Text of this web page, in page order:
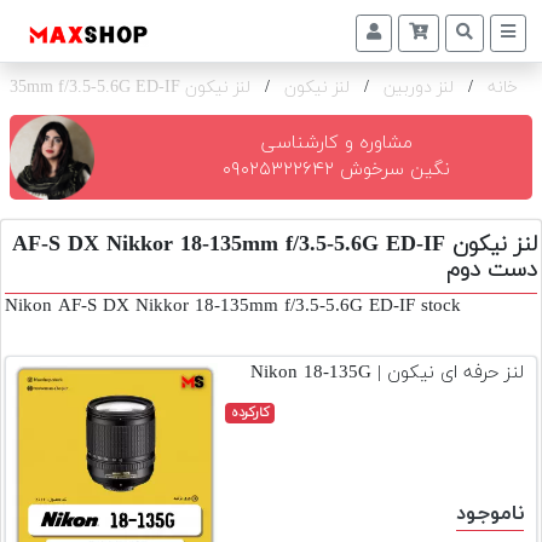
دوربین
و
تجهیزات
و
اکسسوری
بازار
دوربین
و
خانه / لنز دوربین / لنز نیکون / لنز نیکون AF-S DX Nikkor 18-135mm f/3.5-5.6G ED-IF
مشاوره و کارشناسی
نگین سرخوش ۰۹۰۲۵۳۲۲۶۴۲
لنز نیکون AF-S DX Nikkor 18-135mm f/3.5-5.6G ED-IF
دست دوم
Nikon AF-S DX Nikkor 18-135mm f/3.5-5.6G ED-IF stock
لنز حرفه ای نیکون | Nikon 18-135G
کارکرده
ناموجود